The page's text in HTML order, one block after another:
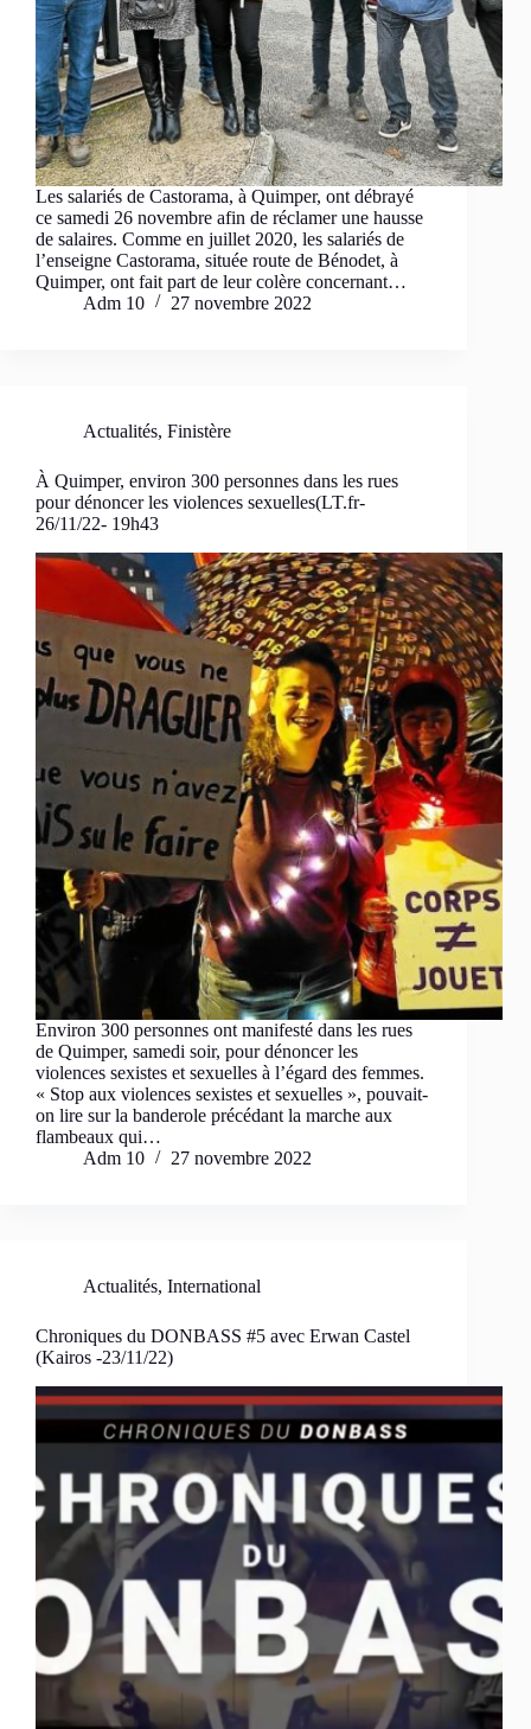
Les salariés de Castorama, à Quimper, ont débrayé
ce samedi 26 novembre afin de réclamer une hausse
de salaires. Comme en juillet 2020, les salariés de
l’enseigne Castorama, située route de Bénodet, à
Quimper, ont fait part de leur colère concernant…
Adm 10
27 novembre 2022
Actualités, Finistère
À Quimper, environ 300 personnes dans les rues
pour dénoncer les violences sexuelles(LT.fr-
26/11/22- 19h43
Environ 300 personnes ont manifesté dans les rues
de Quimper, samedi soir, pour dénoncer les
violences sexistes et sexuelles à l’égard des femmes.
« Stop aux violences sexistes et sexuelles », pouvait-
on lire sur la banderole précédant la marche aux
flambeaux qui…
Adm 10
27 novembre 2022
Actualités, International
Chroniques du DONBASS #5 avec Erwan Castel
(Kairos -23/11/22)